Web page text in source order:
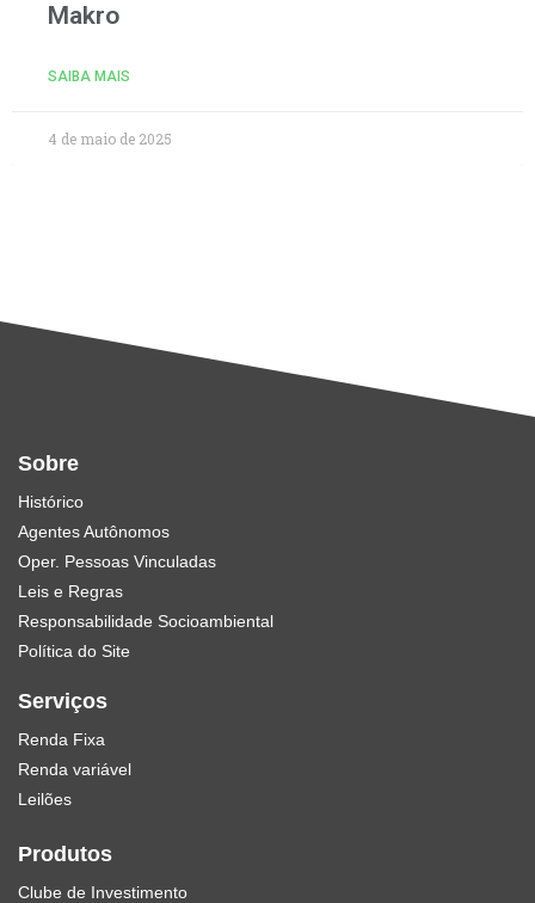
Makro
SAIBA MAIS
4 de maio de 2025
Sobre
Histórico
Agentes Autônomos
Oper. Pessoas Vinculadas
Leis e Regras
Responsabilidade Socioambiental
Política do Site
Serviços
Renda Fixa
Renda variável
Leilões
Produtos
Clube de Investimento